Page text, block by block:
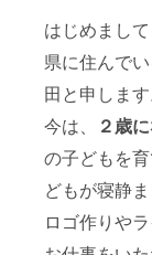
はじめまし
県に住んで
田と申します
今は、
２歳
の子どもを
どもが寝静
ロゴ作りや